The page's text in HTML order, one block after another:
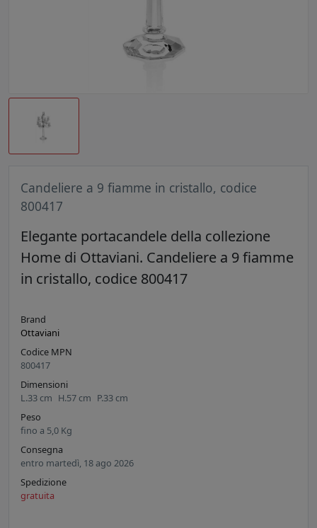
Candeliere a 9 fiamme in cristallo, codice
800417
Elegante portacandele della collezione
Home di Ottaviani. Candeliere a 9 fiamme
in cristallo, codice 800417
Brand
Ottaviani
Codice MPN
800417
Dimensioni
L.33 cm H.57 cm P.33 cm
Peso
fino a 5,0 Kg
Consegna
entro martedì, 18 ago 2026
Spedizione
gratuita